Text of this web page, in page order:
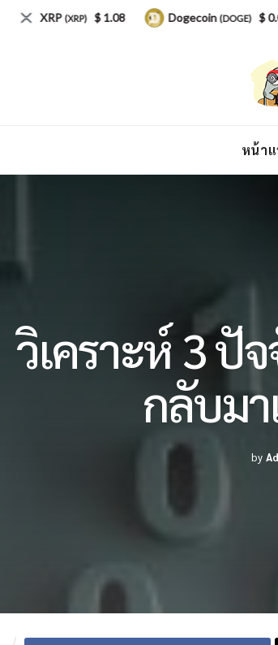
หน้าแ
วิเคราะห์ 3 ปั
กลับม
by
XRP(XRP) $ 1.08 Dogecoin(DOGE) $ 0.071912